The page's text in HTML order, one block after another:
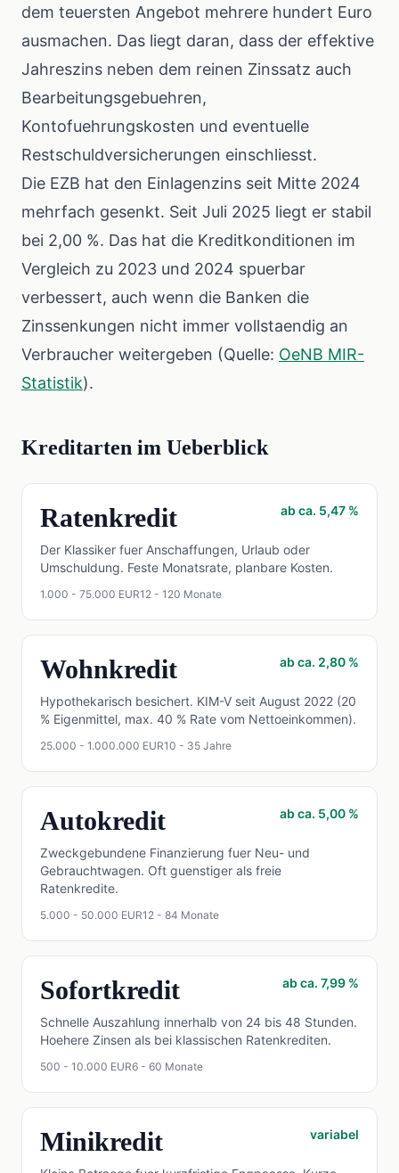
dem teuersten Angebot mehrere hundert Euro
ausmachen. Das liegt daran, dass der effektive
Jahreszins neben dem reinen Zinssatz auch
Bearbeitungsgebuehren,
Kontofuehrungskosten und eventuelle
Restschuldversicherungen einschliesst.
Die EZB hat den Einlagenzins seit Mitte 2024
mehrfach gesenkt. Seit Juli 2025 liegt er stabil
bei 2,00 %. Das hat die Kreditkonditionen im
Vergleich zu 2023 und 2024 spuerbar
verbessert, auch wenn die Banken die
Zinssenkungen nicht immer vollstaendig an
Verbraucher weitergeben (Quelle: OeNB MIR-
Statistik).
Kreditarten im Ueberblick
Ratenkredit ab ca. 5,47 %
Der Klassiker fuer Anschaffungen, Urlaub oder
Umschuldung. Feste Monatsrate, planbare Kosten.
1.000 - 75.000 EUR12 - 120 Monate
Wohnkredit ab ca. 2,80 %
Hypothekarisch besichert. KIM-V seit August 2022 (20
% Eigenmittel, max. 40 % Rate vom Nettoeinkommen).
25.000 - 1.000.000 EUR10 - 35 Jahre
Autokredit ab ca. 5,00 %
Zweckgebundene Finanzierung fuer Neu- und
Gebrauchtwagen. Oft guenstiger als freie
Ratenkredite.
5.000 - 50.000 EUR12 - 84 Monate
Sofortkredit ab ca. 7,99 %
Schnelle Auszahlung innerhalb von 24 bis 48 Stunden.
Hoehere Zinsen als bei klassischen Ratenkrediten.
500 - 10.000 EUR6 - 60 Monate
Minikredit variabel